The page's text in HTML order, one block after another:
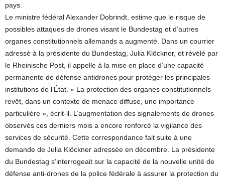
pays.
Le ministre fédéral Alexander Dobrindt, estime que le risque de
possibles attaques de drones visant le Bundestag et d’autres
organes constitutionnels allemands a augmenté. Dans un courrier
adressé à la présidente du Bundestag, Julia Klöckner, et révélé par
le Rheinische Post, il appelle à la mise en place d’une capacité
permanente de défense antidrones pour protéger les principales
institutions de l’État. « La protection des organes constitutionnels
revêt, dans un contexte de menace diffuse, une importance
particulière », écrit-il. L’augmentation des signalements de drones
observés ces derniers mois a encore renforcé la vigilance des
services de sécurité. Cette correspondance fait suite à une
demande de Julia Klöckner adressée en décembre. La présidente
du Bundestag s’interrogeait sur la capacité de la nouvelle unité de
défense anti-drones de la police fédérale à assurer la protection du